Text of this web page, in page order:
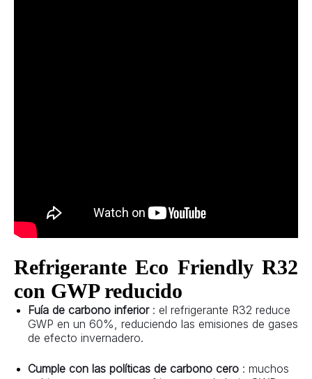
Refrigerante Eco Friendly R32
con GWP reducido
Fuía de carbono inferior : el refrigerante R32 reduce
GWP en un 60%, reduciendo las emisiones de gases
de efecto invernadero.
Cumple con las políticas de carbono cero : muchos